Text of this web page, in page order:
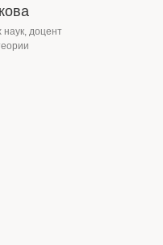
доцент